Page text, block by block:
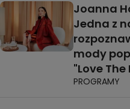
Joanna
Jedna z
mody
"Love The
PROGRAMY